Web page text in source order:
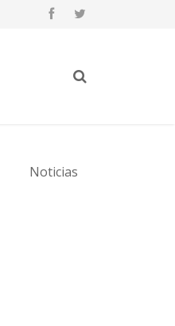
Noticias